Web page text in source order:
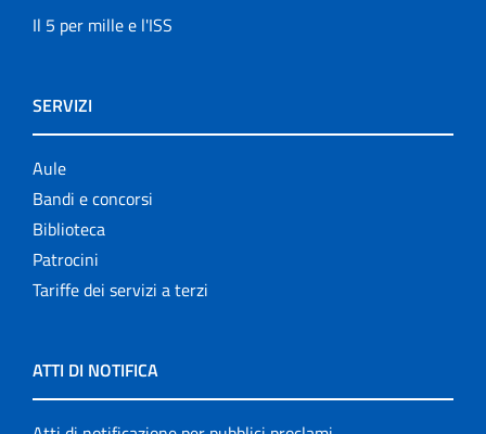
Il 5 per mille e l'ISS
SERVIZI
Aule
Bandi e concorsi
Biblioteca
Patrocini
Tariffe dei servizi a terzi
ATTI DI NOTIFICA